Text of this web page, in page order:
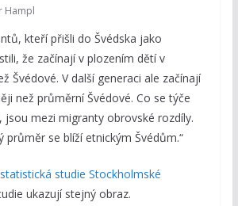
Hampl
kteří přišli do Švédska jako
že začínají v plozením dětí v
Švédové. V další generaci ale začínají
než průměrní Švédové. Co se týče
jsou mezi migranty obrovské rozdíly.
průměr se blíží etnickým Švédům.“
statistická studie Stockholmské
ukazují stejný obraz.